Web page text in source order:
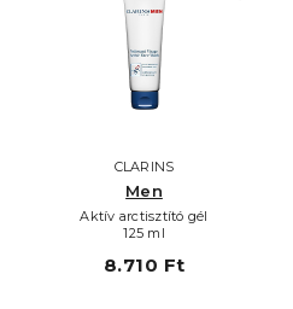
CLARINS
Men
Aktív arctisztító gél
125 ml
8.710 Ft